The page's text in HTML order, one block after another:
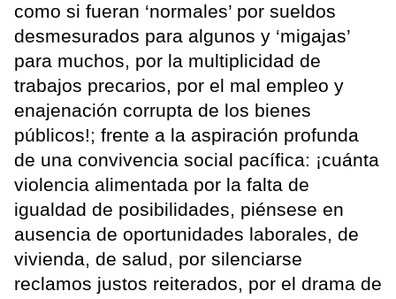
como si fueran ‘normales’ por sueldos
desmesurados para algunos y ‘migajas’
para muchos, por la multiplicidad de
trabajos precarios, por el mal empleo y
enajenación corrupta de los bienes
públicos!; frente a la aspiración profunda
de una convivencia social pacífica: ¡cuánta
violencia alimentada por la falta de
igualdad de posibilidades, piénsese en
ausencia de oportunidades laborales, de
vivienda, de salud, por silenciarse
reclamos justos reiterados, por el drama de